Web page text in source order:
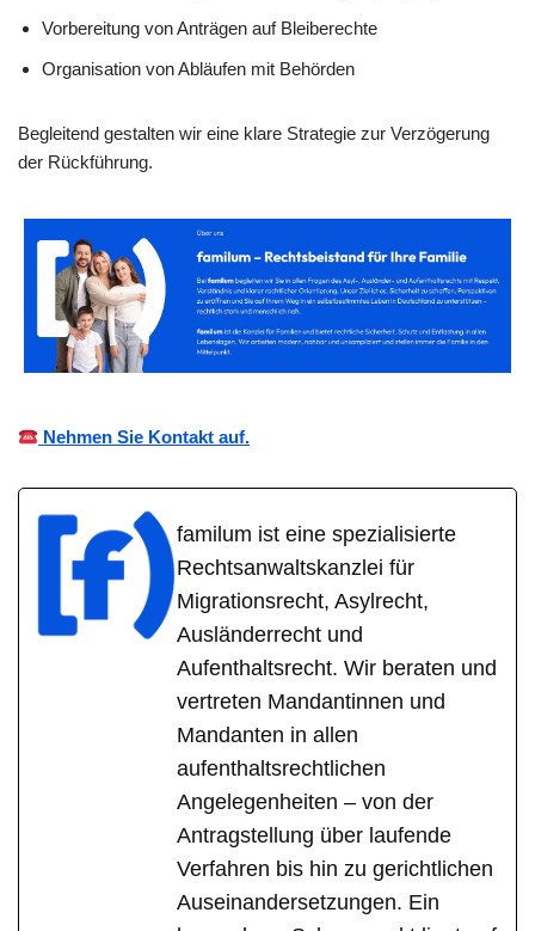
Vorbereitung von Anträgen auf Bleiberechte
Organisation von Abläufen mit Behörden
Begleitend gestalten wir eine klare Strategie zur Verzögerung
der Rückführung.
Nehmen Sie Kontakt auf.
familum ist eine spezialisierte
Rechtsanwaltskanzlei für
Migrationsrecht, Asylrecht,
Ausländerrecht und
Aufenthaltsrecht. Wir beraten und
vertreten Mandantinnen und
Mandanten in allen
aufenthaltsrechtlichen
Angelegenheiten – von der
Antragstellung über laufende
Verfahren bis hin zu gerichtlichen
Auseinandersetzungen. Ein